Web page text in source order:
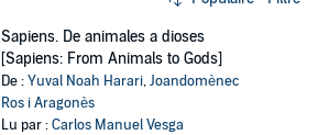
Sapiens. De animales a dioses
[Sapiens: From Animals to Gods]
De :Yuval Noah Harari,Joandomènec
Ros i Aragonès
Lu par :Carlos Manuel Vesga